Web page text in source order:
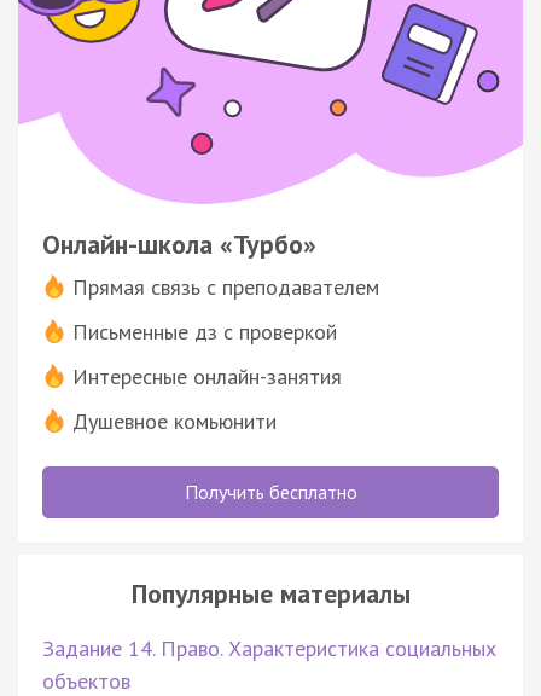
Онлайн-школа «Турбо»
Прямая связь с преподавателем
Письменные дз с проверкой
Интересные онлайн-занятия
Душевное комьюнити
Получить бесплатно
Популярные материалы
Задание 14. Право. Характеристика социальных
объектов